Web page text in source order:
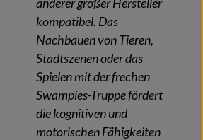
anderer großer Hersteller
kompatibel. Das
Nachbauen von Tieren,
Stadtszenen oder das
Spielen mit der frechen
Swampies-Truppe fördert
die kognitiven und
motorischen Fähigkeiten